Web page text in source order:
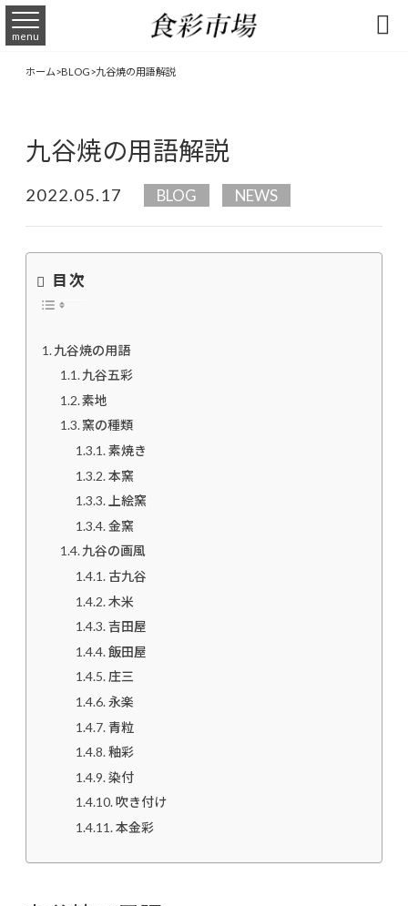
menu 
ホーム>BLOG>九谷焼の用語解説
九谷焼の用語解説
2022.05.17 BLOG NEWS
目次
九谷焼の用語
九谷五彩
素地
窯の種類
素焼き
本窯
上絵窯
金窯
九谷の画風
古九谷
木米
吉田屋
飯田屋
庄三
永楽
青粒
釉彩
染付
吹き付け
本金彩